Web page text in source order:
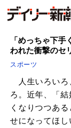
「めっちゃ下
われた衝撃のセ
スポーツ
人生いろいろ
ろ。近年、「
くなりつつあ
せになってほし